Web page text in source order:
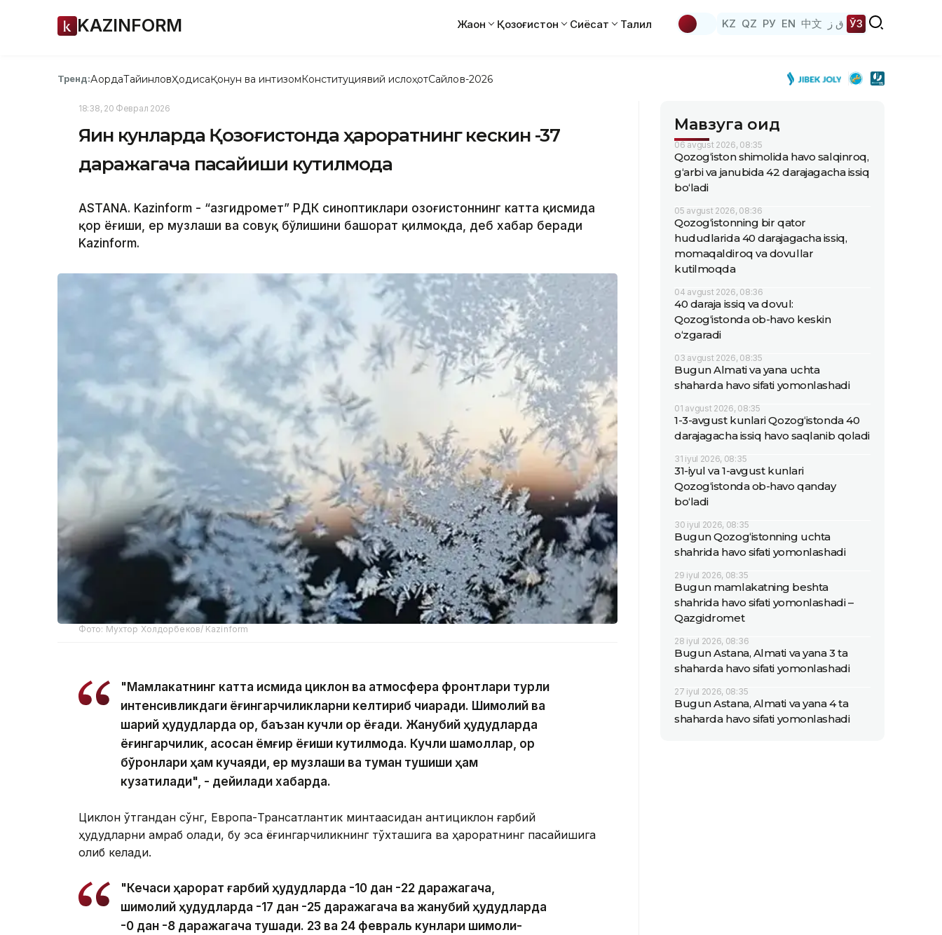
KAZINFORM Жаҳон Қозоғистон Сиёсат Таҳлил KZ QZ РУ EN 中文 ق ز ЎЗ
Тренд:АқордаТайинловҲодисаҚонун ва интизомКонституциявий ислоҳотСайлов-2026
18:38, 20 Феврал 2026
Яқин кунларда Қозоғистонда ҳароратнинг кескин -37
даражагача пасайиши кутилмоқда
ASTANA. Kazinform - “Қазгидромет” РДК синоптиклари Қозоғистоннинг катта қисмида
қор ёғиши, ер музлаши ва совуқ бўлишини башорат қилмоқда, деб хабар беради
Kazinform.
Фото: Мухтор Холдорбеков/ Kazinform
"Мамлакатнинг катта қисмида циклон ва атмосфера фронтлари турли
интенсивликдаги ёғингарчиликларни келтириб чиқаради. Шимолий ва
шарқий ҳудудларда қор, баъзан кучли қор ёғади. Жанубий ҳудудларда
ёғингарчилик, асосан ёмғир ёғиши кутилмоқда. Кучли шамоллар, қор
бўронлари ҳам кучаяди, ер музлаши ва туман тушиши ҳам
кузатилади", - дейилади хабарда.
Циклон ўтгандан сўнг, Европа-Трансатлантик минтақасидан антициклон ғарбий
ҳудудларни қамраб олади, бу эса ёғингарчиликнинг тўхташига ва ҳароратнинг пасайишига
олиб келади.
"Кечаси ҳарорат ғарбий ҳудудларда -10 дан -22 даражагача,
шимолий ҳудудларда -17 дан -25 даражагача ва жанубий ҳудудларда
-0 дан -8 даражагача тушади. 23 ва 24 февраль кунлари шимоли-
Мавзуга оид
06 avgust 2026, 08:35
Qozog‘iston shimolida havo salqinroq,
g‘arbi va janubida 42 darajagacha issiq
bo‘ladi
05 avgust 2026, 08:36
Qozog‘istonning bir qator
hududlarida 40 darajagacha issiq,
momaqaldiroq va dovullar
kutilmoqda
04 avgust 2026, 08:36
40 daraja issiq va dovul:
Qozog‘istonda ob-havo keskin
o‘zgaradi
03 avgust 2026, 08:35
Bugun Almati va yana uchta
shaharda havo sifati yomonlashadi
01 avgust 2026, 08:35
1-3-avgust kunlari Qozog‘istonda 40
darajagacha issiq havo saqlanib qoladi
31 iyul 2026, 08:35
31-iyul va 1-avgust kunlari
Qozog‘istonda ob-havo qanday
bo‘ladi
30 iyul 2026, 08:35
Bugun Qozog‘istonning uchta
shahrida havo sifati yomonlashadi
29 iyul 2026, 08:35
Bugun mamlakatning beshta
shahrida havo sifati yomonlashadi –
Qazgidromet
28 iyul 2026, 08:36
Bugun Astana, Almati va yana 3 ta
shaharda havo sifati yomonlashadi
27 iyul 2026, 08:35
Bugun Astana, Almati va yana 4 ta
shaharda havo sifati yomonlashadi